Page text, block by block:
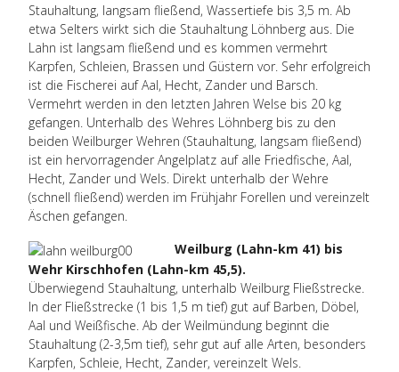
Stauhaltung, langsam fließend, Wassertiefe bis 3,5 m. Ab
etwa Selters wirkt sich die Stauhaltung Löhnberg aus. Die
Lahn ist langsam fließend und es kommen vermehrt
Karpfen, Schleien, Brassen und Güstern vor. Sehr erfolgreich
ist die Fischerei auf Aal, Hecht, Zander und Barsch.
Vermehrt werden in den letzten Jahren Welse bis 20 kg
gefangen. Unterhalb des Wehres Löhnberg bis zu den
beiden Weilburger Wehren (Stauhaltung, langsam fließend)
ist ein hervorragender Angelplatz auf alle Friedfische, Aal,
Hecht, Zander und Wels. Direkt unterhalb der Wehre
(schnell fließend) werden im Frühjahr Forellen und vereinzelt
Äschen gefangen.
Weilburg (Lahn-km 41) bis
Wehr Kirschhofen (Lahn-km 45,5).
Überwiegend Stauhaltung, unterhalb Weilburg Fließstrecke.
In der Fließstrecke (1 bis 1,5 m tief) gut auf Barben, Döbel,
Aal und Weißfische. Ab der Weilmündung beginnt die
Stauhaltung (2-3,5m tief), sehr gut auf alle Arten, besonders
Karpfen, Schleie, Hecht, Zander, vereinzelt Wels.